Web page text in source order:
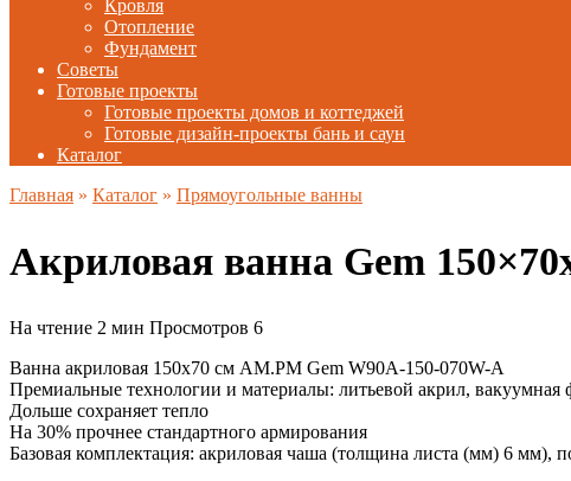
Кровля
Отопление
Фундамент
Советы
Готовые проекты
Готовые проекты домов и коттеджей
Готовые дизайн-проекты бань и саун
Каталог
Главная » Каталог » Прямоугольные ванны
Акриловая ванна Gem
На чтение 2 мин Просмотров 6
Ванна акриловая 150х70 см AM.PM Gem W90A-150-070W-A
Премиальные технологии и материалы: литьевой акрил,
Дольше сохраняет тепло
На 30% прочнее стандартного армирования
Базовая комплектация: акриловая чаша (толщина листа (мм) 6 мм),